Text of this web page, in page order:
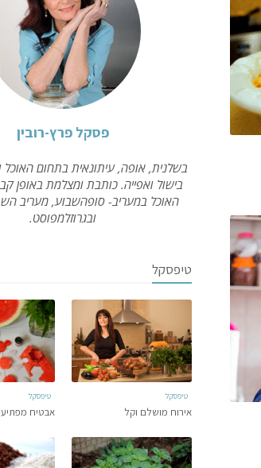
פסקל פרץ-רובין
בשלנית, אופה, עיתונאית בתחום האוכל
בישול ואפייה. כותבת ומצלמת באופן
האוכל במעריב- סופהשבוע, מעריב
ובגרוזלמפוסט.
טיפסקל
טיפסקל
אירוח מושלם וקל
טיפסקל
אבטיח מפתיע